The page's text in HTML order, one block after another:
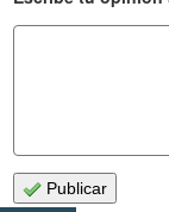
Publicar